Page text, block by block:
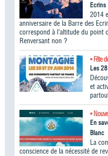
Ecrins
2014
anniversaire de la Barre des
correspond à l’altitude du point
Renversant non ?
• Fête
Les
et
•
En
Blanc
La
conscience de la nécessité de